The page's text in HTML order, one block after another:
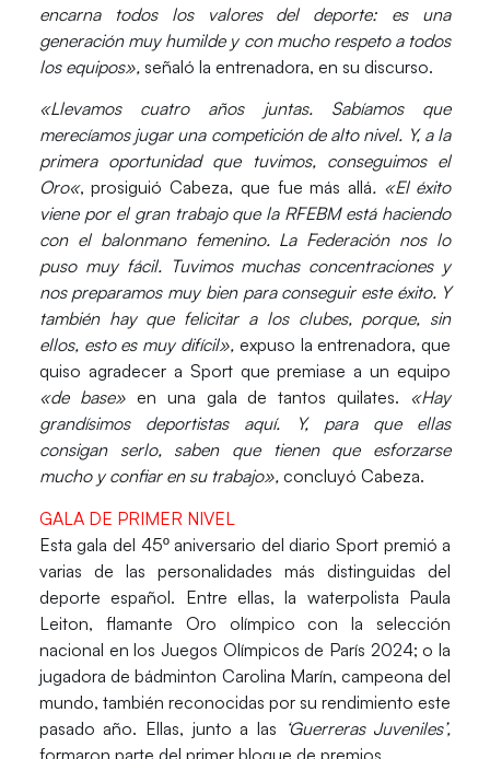
encarna todos los valores del deporte: es una
generación muy humilde y con mucho respeto a todos
los equipos», señaló la entrenadora, en su discurso.
«Llevamos cuatro años juntas. Sabíamos que
merecíamos jugar una competición de alto nivel. Y, a la
primera oportunidad que tuvimos, conseguimos el
Oro«, prosiguióCabeza, que fue más allá. «El éxito
viene por el gran trabajo que la RFEBM está haciendo
con el balonmano femenino. La Federación nos lo
puso muy fácil. Tuvimos muchas concentraciones y
nos preparamos muy bien para conseguir este éxito. Y
también hay que felicitar a los clubes, porque, sin
ellos, esto es muy difícil», expuso la entrenadora, que
quiso agradecer a Sport que premiase a un equipo
«de base» en una gala de tantos quilates. «Hay
grandísimos deportistas aquí. Y, para que ellas
consigan serlo, saben que tienen que esforzarse
mucho y confiar en su trabajo», concluyó Cabeza.
GALA DE PRIMER NIVEL
Esta gala del 45º aniversario deldiario Sportpremió a
varias de las personalidades más distinguidas del
deporte español. Entre ellas, la waterpolista Paula
Leiton, flamante Oro olímpico con la selección
nacional en los Juegos Olímpicos de París 2024; o la
jugadora de bádminton Carolina Marín, campeona del
mundo, también reconocidas por su rendimiento este
pasado año. Ellas, junto a las ‘Guerreras Juveniles’,
formaron parte del primer bloque de premios.